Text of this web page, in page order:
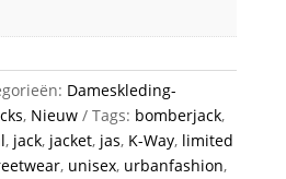
Dameskleding-
, Nieuw Tags: bomberjack,
, jack, jacket, jas, K-Way, limited
, unisex, urbanfashion,